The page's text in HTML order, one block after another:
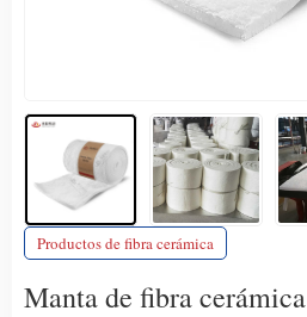
Productos de fibra cerámica
Manta de fibra cerámica